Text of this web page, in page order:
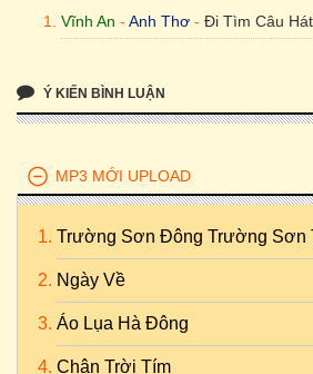
Vĩnh An - Anh Thơ - Đi Tìm Câu
Ý KIẾN BÌNH LUẬN
MP3 MỚI UPLOAD
Trường Sơn Đông Trường Sơn
Ngày Về
Áo Lụa Hà Đông
Chân Trời Tím